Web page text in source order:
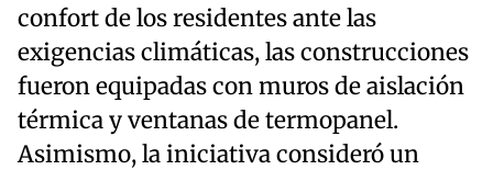
confort de los residentes ante las
exigencias climáticas, las construcciones
fueron equipadas con muros de aislación
térmica y ventanas de termopanel.
Asimismo, la iniciativa consideró un